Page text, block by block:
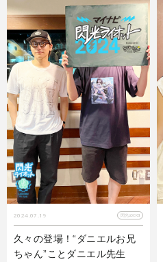
2024.07.19 閃光LOCKS!
久々の登場！“ダニエルお兄
ちゃん”ことダニエル先生